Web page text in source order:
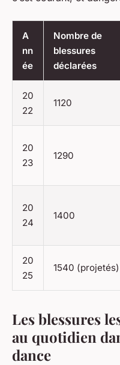
A
nn
ée
Nombre de
blessures
déclarées
20
22
1120
20
23
1290
20
24
1400
20
25
1540 (projetés)
Les blessures
au quotidien
dance